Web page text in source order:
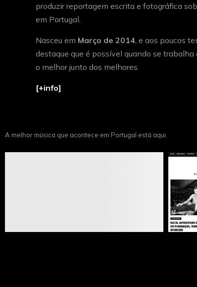
produzir reportagem escrita e fotográfica
em Portugal.
Nasceu em Março de 2014 , e aos poucos
destaque que é possível quando se
o melhor junto dos melhores.
[+info]
A melhor música que acontece em Portugal está aqui.